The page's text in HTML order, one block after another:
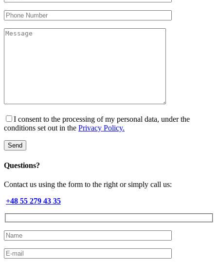
I consent to the processing of my personal data, under the
conditions set out in the Privacy Policy.
Questions?
Contact us using the form to the right or simply call us:
+48 55 279 43 35